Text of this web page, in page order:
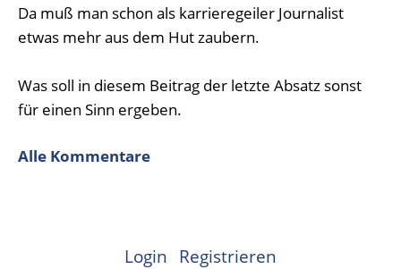
Da muß man schon als karrieregeiler Journalist
etwas mehr aus dem Hut zaubern.
Was soll in diesem Beitrag der letzte Absatz sonst
für einen Sinn ergeben.
Alle Kommentare
Login Registrieren